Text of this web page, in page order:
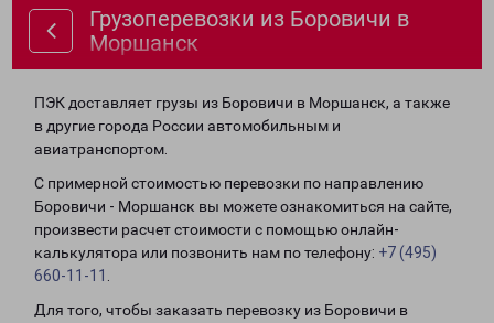
Грузоперевозки из Боровичи в
Моршанск
ПЭК доставляет грузы из Боровичи в Моршанск, а также
в другие города России автомобильным и
авиатранспортом.
С примерной стоимостью перевозки по направлению
Боровичи - Моршанск вы можете ознакомиться на сайте,
произвести расчет стоимости с помощью онлайн-
калькулятора или позвонить нам по телефону: +7 (495)
660-11-11
Для того, чтобы заказать перевозку из Боровичи в